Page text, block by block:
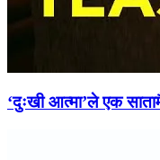
‘दुःखी आत्मा’ले एक